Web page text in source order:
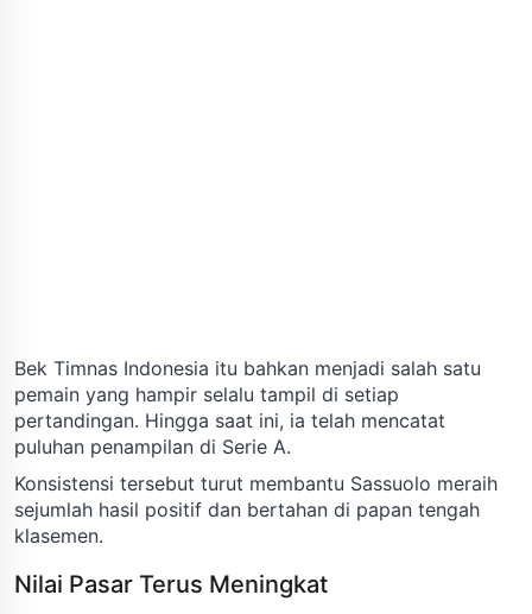
Bek Timnas Indonesia itu bahkan menjadi salah satu
pemain yang hampir selalu tampil di setiap
pertandingan. Hingga saat ini, ia telah mencatat
puluhan penampilan di Serie A.
Konsistensi tersebut turut membantu Sassuolo meraih
sejumlah hasil positif dan bertahan di papan tengah
klasemen.
Nilai Pasar Terus Meningkat